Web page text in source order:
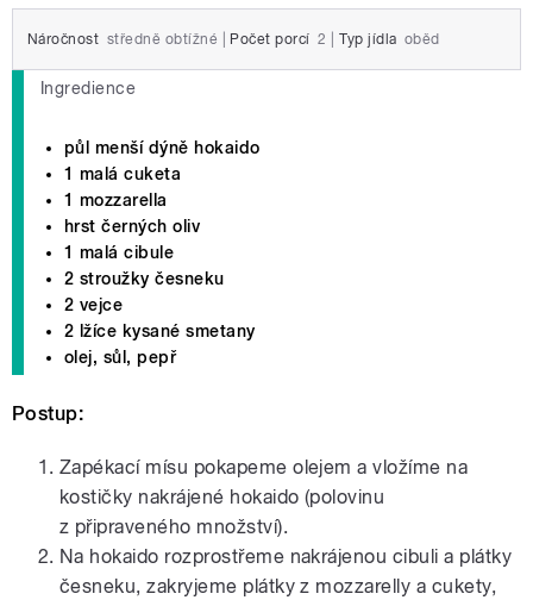
Náročnost středně obtížné Počet porcí 2 Typ jídla oběd
Ingredience
půl menší dýně hokaido
1 malá cuketa
1 mozzarella
hrst černých oliv
1 malá cibule
2 stroužky česneku
2 vejce
2 lžíce kysané smetany
olej, sůl, pepř
Postup:
Zapékací mísu pokapeme olejem a vložíme na
kostičky nakrájené hokaido (polovinu
z připraveného množství).
Na hokaido rozprostřeme nakrájenou cibuli a plátky
česneku, zakryjeme plátky z mozzarelly a cukety,